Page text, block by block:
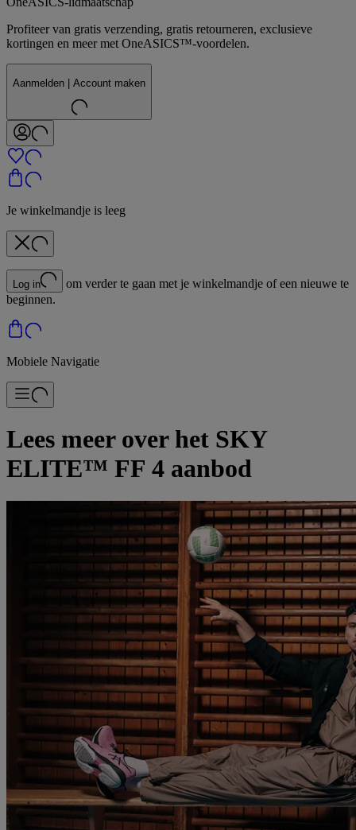
Profiteer van gratis verzending, gratis retourneren, exclusieve
kortingen en meer met OneASICS™-voordelen.
Aanmelden | Account maken
Je winkelmandje is leeg
Log in
om verder te gaan met je winkelmandje of een nieuwe te
beginnen.
Mobiele Navigatie
Lees meer over het SKY
ELITE™ FF 4 aanbod